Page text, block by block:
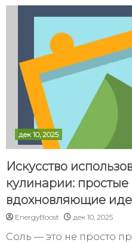
дек 10, 2025
Искусство
кулинарии:
вдохновляющие
EnergyBoost дек 10, 2025
Соль — это не просто